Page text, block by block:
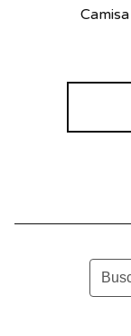
Camisa
Buscar